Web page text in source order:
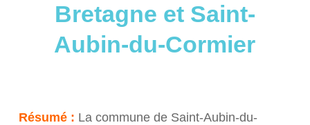
Bretagne et Saint-
Aubin-du-Cormier
Résumé : La commune de Saint-Aubin-du-